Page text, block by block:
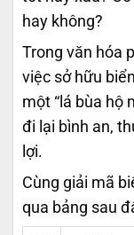
hay không?
Trong văn hóa
việc sở hữu
một “lá bùa hộ
đi lại bình an,
lợi.
Cùng giải mã
qua bảng sau